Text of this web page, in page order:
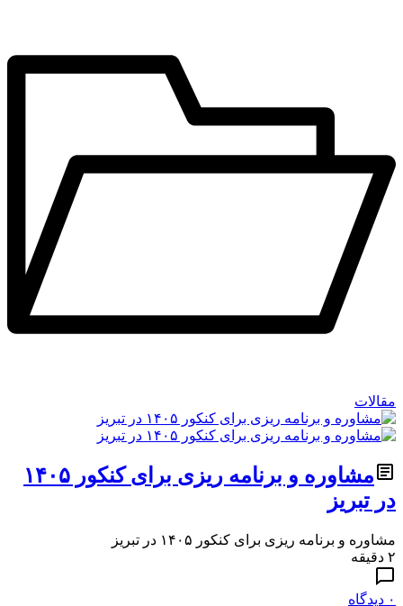
مقالات
مشاوره و برنامه ریزی برای کنکور ۱۴۰۵
در تبریز
مشاوره و برنامه ریزی برای کنکور ۱۴۰۵ در تبریز
۲ دقیقه
۰ دیدگاه